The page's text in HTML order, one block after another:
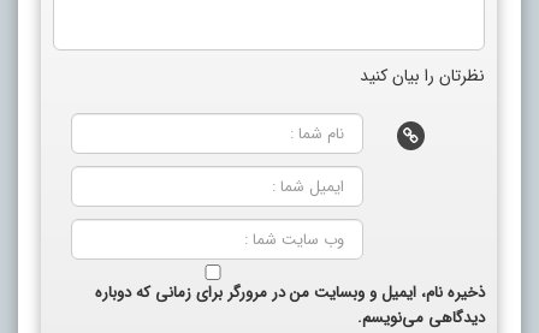
نظرتان را بیان کنید
ذخیره نام، ایمیل و وبسایت من در مرورگر برای زمانی که دوباره
دیدگاهی می‌نویسم.